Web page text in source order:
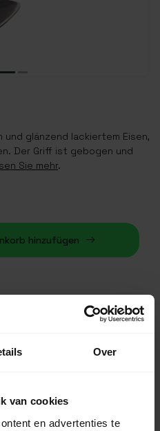
Over
van cookies
en advertenties te
glänzend lackiertem Eisen,
Der Griff ist gebogen und
Sie mehr.
hinzufügen
, dan wordt je
(NL, BE & DE)
Rückgaberecht
Uhr per Chat, Telefon oder